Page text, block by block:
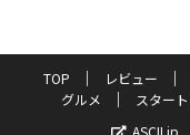
TOP レビュー
グルメ
スター
ASCII.jp